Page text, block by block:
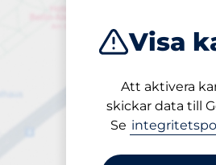
Visa
Att aktivera
skickar data till
Se